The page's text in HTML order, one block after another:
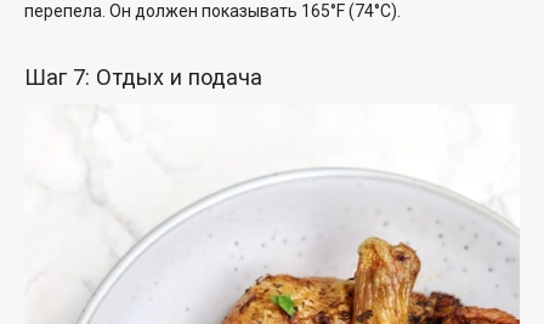
перепела. Он должен показывать 165°F (74°C).
Шаг 7: Отдых и подача